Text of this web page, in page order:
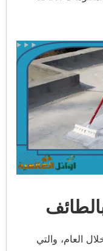
العام، والتي